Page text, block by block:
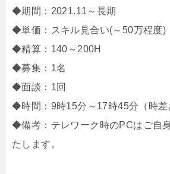
◆期間：2021.11～長期
◆単価：スキル見合い(～50万程度)
◆精算：140～200H
◆募集：1名
◆面談：1回
◆時間：9時15分～17時45分（時差
◆備考：テレワーク時のPCはご自
たします。